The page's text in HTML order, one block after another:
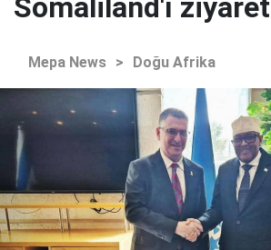
Somaliland'ı
Mepa News > Doğu Afrika